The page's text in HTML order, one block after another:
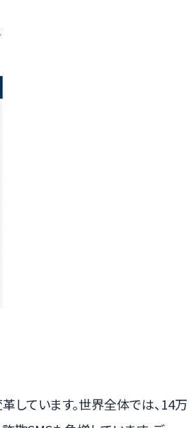
しています。世界全体では、14万